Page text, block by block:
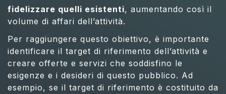
fidelizzare quelli esistenti, aumentando così il
volume di affari dell’attività.
Per raggiungere questo obiettivo, è importante
identificare il target di riferimento dell’attività e
creare offerte e servizi che soddisfino le
esigenze e i desideri di questo pubblico. Ad
esempio, se il target di riferimento è costituito da